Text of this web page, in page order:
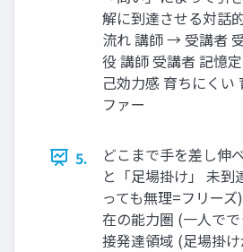
解に到達させる対話
流れ 講師 → 受講者
役 講師 受講者 記憶
己効力感 育ちにくい
ファー
5.
どこまで手を差し伸
と「足場掛け」 未到
っても無理=フリー
在の能力圏 (一人で
接発達領域 (足場掛